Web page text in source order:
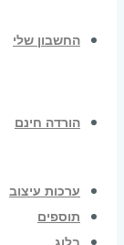
החשבון שלי
הורדה חינם
ערכות עיצוב
תוספים